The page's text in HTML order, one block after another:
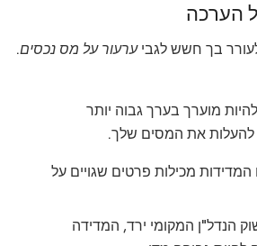
הערכה
בך חשש לגביערעור על מס נכסים.
להיות מוערך בערך גבוה יותר
להעלות את המסים שלך.
מכילות פרטים שגויים על
הנדל"ן המקומי ירד, המדידה